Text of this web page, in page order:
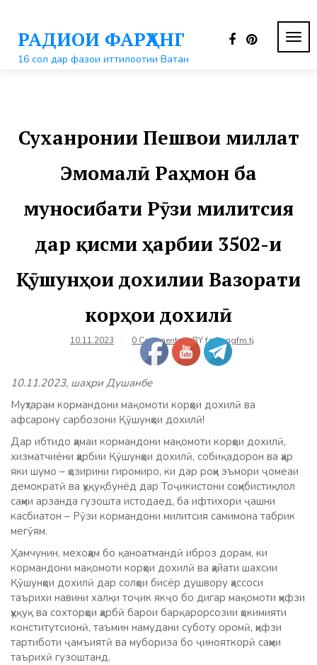
контентуРАДИОИ ФАРҲАНГ
16 сол дар фазои иттилоотии Ватан
Суханронии Пешвои миллат
Эмомалӣ Раҳмон ба
муносибати Рӯзи милитсия
дар қисми ҳарбии 3502-и
Қӯшунҳои дохилии Вазорати
корҳои дохилӣ
10.11.2023 0 Comments BYfarhangfm.tj
10.11.2023, шаҳри Душанбе
Муҳтарам кормандони мақомоти корҳои дохилӣ ва
афсарону сарбозони Қӯшунҳои дохилӣ!
Дар ибтидо ҳамаи кормандони мақомоти корҳои дохилӣ,
хизматчиёни ҳарбии Қӯшунҳои дохилӣ, собиқадорон ва ҳар
яки шумо – ҳозирини гиромиро, ки дар роҳи эъмори ҷомеаи
демократӣ ва ҳуқуқбунёд дар Тоҷикистони соҳибистиқлол
саҳми арзанда гузошта истодаед, ба ифтихори ҷашни
касбиатон – Рӯзи кормандони милитсия самимона табрик
мегӯям.
Ҳамчунин, мехоҳам бо қаноатмандӣ иброз дорам, ки
кормандони мақомоти корҳои дохилӣ ва ҳайати шахсии
Қӯшунҳои дохилӣ дар солҳои бисёр душвору ҳассоси
таърихи навини халқи тоҷик якҷо бо дигар мақомоти ҳифзи
ҳуқуқ ва сохторҳои ҳарбӣ барои барқарорсозии ҳокимияти
конститутсионӣ, таъмин намудани суботу оромӣ, ҳифзи
тартиботи ҷамъиятӣ ва мубориза бо ҷинояткорӣ саҳми
таърихӣ гузоштанд.